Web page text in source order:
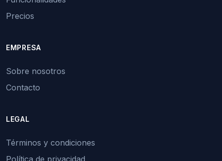
Precios
EMPRESA
Sobre nosotros
Contacto
LEGAL
Términos y condiciones